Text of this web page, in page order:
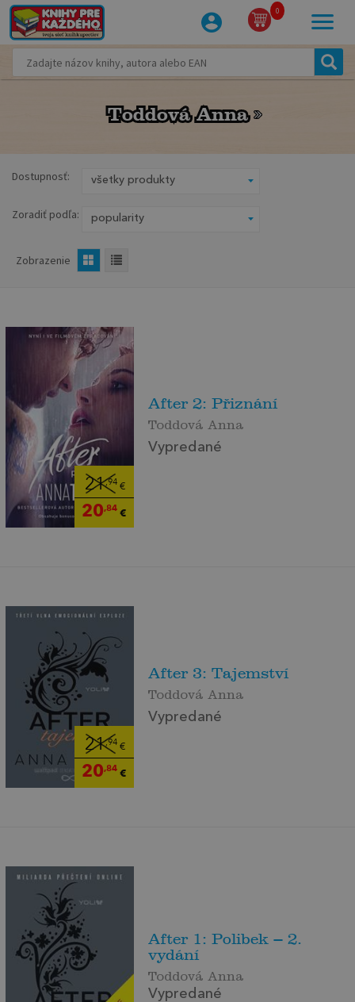
0
Toddová Anna
Toddová Anna
Dostupnosť:
Zoradiť podľa:
Zobrazenie
21,94€
20,84€
After 2: Přiznání
Toddová Anna
Vypredané
21,94€
20,84€
After 3: Tajemství
Toddová Anna
Vypredané
After 1: Polibek – 2.
vydání
Toddová Anna
Vypredané